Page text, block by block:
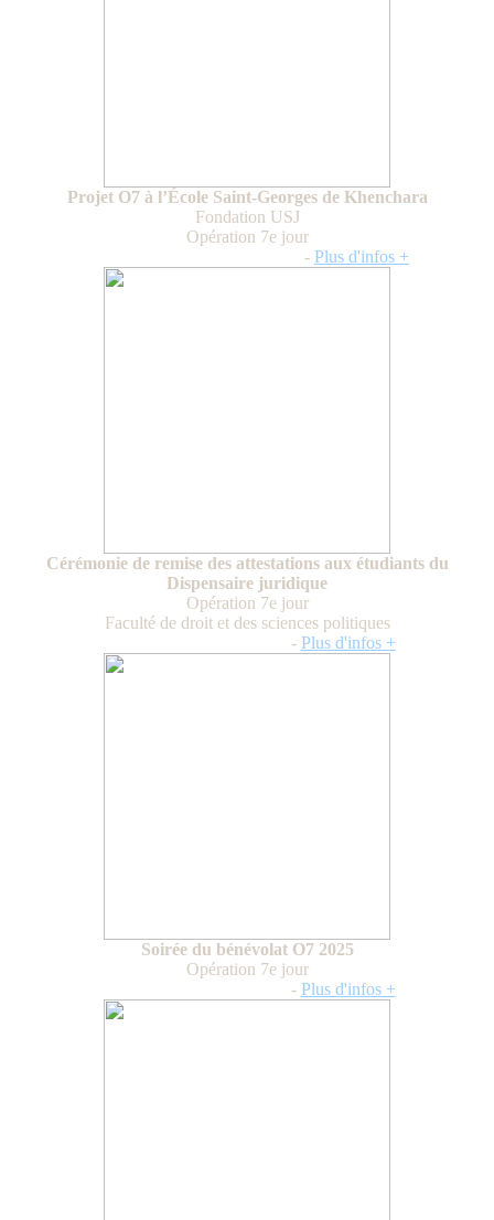
Projet O7 à l’École Saint-Georges de Khenchara
Fondation USJ
Opération 7e jour
- Plus d'infos +
Cérémonie de remise des attestations aux étudiants du
Dispensaire juridique
Opération 7e jour
Faculté de droit et des sciences politiques
- Plus d'infos +
Soirée du bénévolat O7 2025
Opération 7e jour
- Plus d'infos +